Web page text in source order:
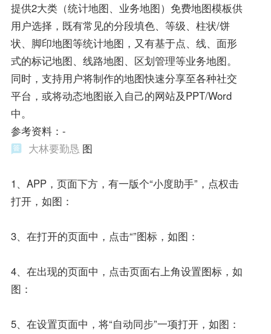
提供2大类（统计地图、业务地图）免费地图模板供
用户选择，既有常见的分段填色、等级、柱状/饼
状、脚印地图等统计地图，又有基于点、线、面形
式的标记地图、线路地图、区划管理等业务地图。
同时，支持用户将制作的地图快速分享至各种社交
平台，或将动态地图嵌入自己的网站及PPT/Word
中。
参考资料：-
大林要勤恳 图
1、APP，页面下方，有一版个“小度助手”，点权击
打开，如图：
3、在打开的页面中，点击“”图标，如图：
4、在出现的页面中，点击页面右上角设置图标，如
图：
5、在设置页面中，将“自动同步”一项打开，如图：